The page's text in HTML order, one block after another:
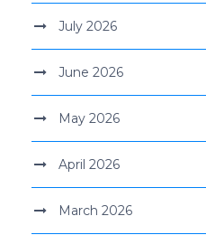
July 2026
June 2026
May 2026
April 2026
March 2026